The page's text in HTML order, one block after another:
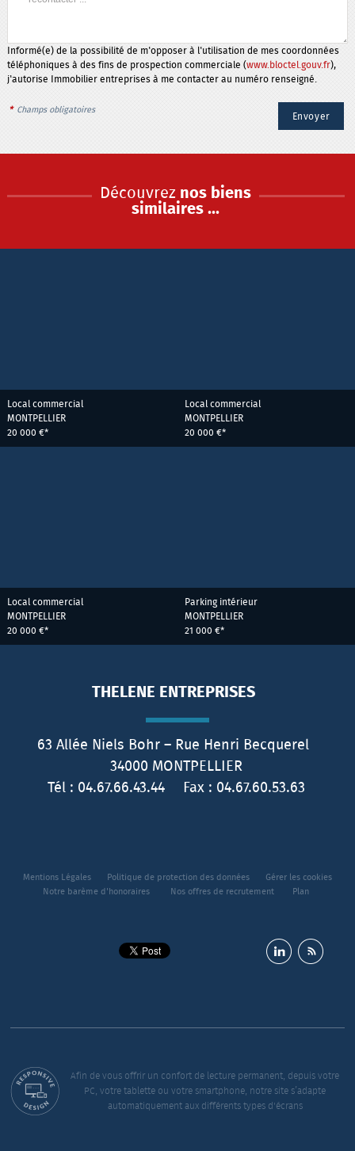
Informé(e) de la possibilité de m'opposer à l'utilisation de mes coordonnées
téléphoniques à des fins de prospection commerciale (www.bloctel.gouv.fr),
j'autorise Immobilier entreprises à me contacter au numéro renseigné.
* Champs obligatoires
Découvrez nos biens
similaires ...
Local commercial
MONTPELLIER
20 000 €*
Local commercial
MONTPELLIER
20 000 €*
Local commercial
MONTPELLIER
20 000 €*
Parking intérieur
MONTPELLIER
21 000 €*
THELENE ENTREPRISES
63 Allée Niels Bohr – Rue Henri Becquerel
34000 MONTPELLIER
Tél : 04.67.66.43.44 Fax : 04.67.60.53.63
Mentions Légales Politique de protection des données
Gérer les cookies
Notre barème d'honoraires
Nos offres de recrutement Plan
Afin de vous offrir un confort de lecture permanent, depuis votre
PC, votre tablette ou votre smartphone, notre site s’adapte
automatiquement aux différents types d'écrans